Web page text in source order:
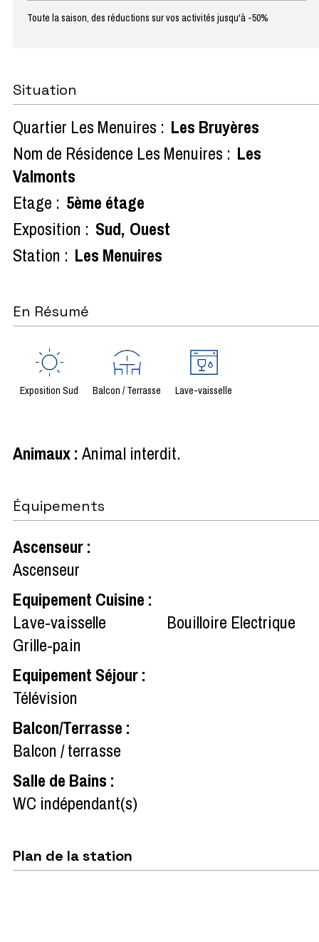
Toute la saison, des réductions sur vos activités jusqu'à -50%
Situation
Quartier Les Menuires : Les Bruyères
Nom de Résidence Les Menuires : Les
Valmonts
Etage : 5ème étage
Exposition : Sud Ouest
Station : Les Menuires
En Résumé
Exposition Sud Balcon / Terrasse Lave-vaisselle
Animaux: Animal interdit
Équipements
Ascenseur:
Ascenseur
Equipement Cuisine :
Lave-vaisselle
Bouilloire Electrique
Grille-pain
Equipement Séjour:
Télévision
Balcon/Terrasse :
Balcon / terrasse
Salle de Bains :
WC indépendant(s)
Plan de la station